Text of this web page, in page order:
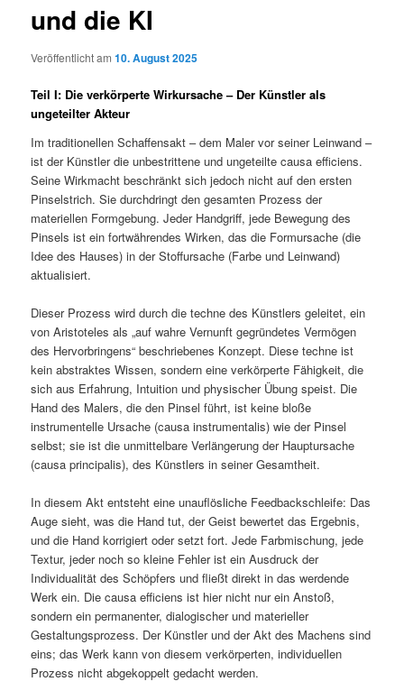
und die KI
Veröffentlicht am10. August 2025
Teil I: Die verkörperte Wirkursache – Der Künstler als
ungeteilter Akteur
Im traditionellen Schaffensakt – dem Maler vor seiner Leinwand –
ist der Künstler die unbestrittene und ungeteilte causa efficiens.
Seine Wirkmacht beschränkt sich jedoch nicht auf den ersten
Pinselstrich. Sie durchdringt den gesamten Prozess der
materiellen Formgebung. Jeder Handgriff, jede Bewegung des
Pinsels ist ein fortwährendes Wirken, das die Formursache (die
Idee des Hauses) in der Stoffursache (Farbe und Leinwand)
aktualisiert.
Dieser Prozess wird durch die techne des Künstlers geleitet, ein
von Aristoteles als „auf wahre Vernunft gegründetes Vermögen
des Hervorbringens“ beschriebenes Konzept. Diese techne ist
kein abstraktes Wissen, sondern eine verkörperte Fähigkeit, die
sich aus Erfahrung, Intuition und physischer Übung speist. Die
Hand des Malers, die den Pinsel führt, ist keine bloße
instrumentelle Ursache (causa instrumentalis) wie der Pinsel
selbst; sie ist die unmittelbare Verlängerung der Hauptursache
(causa principalis), des Künstlers in seiner Gesamtheit.
In diesem Akt entsteht eine unauflösliche Feedbackschleife: Das
Auge sieht, was die Hand tut, der Geist bewertet das Ergebnis,
und die Hand korrigiert oder setzt fort. Jede Farbmischung, jede
Textur, jeder noch so kleine Fehler ist ein Ausdruck der
Individualität des Schöpfers und fließt direkt in das werdende
Werk ein. Die causa efficiens ist hier nicht nur ein Anstoß,
sondern ein permanenter, dialogischer und materieller
Gestaltungsprozess. Der Künstler und der Akt des Machens sind
eins; das Werk kann von diesem verkörperten, individuellen
Prozess nicht abgekoppelt gedacht werden.